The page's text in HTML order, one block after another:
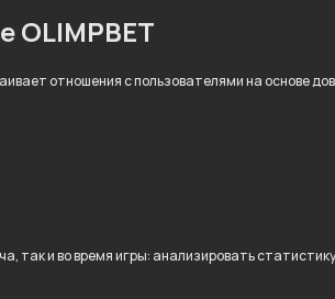
OLIMPBET
отношения с пользователями на основе
так и во время игры: анализировать